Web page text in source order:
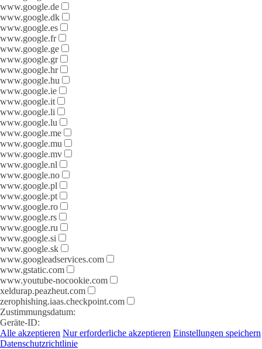
www.google.de
www.google.dk
www.google.es
www.google.fr
www.google.ge
www.google.gr
www.google.hr
www.google.hu
www.google.ie
www.google.it
www.google.li
www.google.lu
www.google.me
www.google.mu
www.google.mv
www.google.nl
www.google.no
www.google.pl
www.google.pt
www.google.ro
www.google.rs
www.google.ru
www.google.si
www.google.sk
www.googleadservices.com
www.gstatic.com
www.youtube-nocookie.com
xeldurap.peazheut.com
zerophishing.iaas.checkpoint.com
Zustimmungsdatum:
Geräte-ID:
Alle akzeptieren Nur erforderliche akzeptieren Einstellungen speichern
Datenschutzrichtlinie